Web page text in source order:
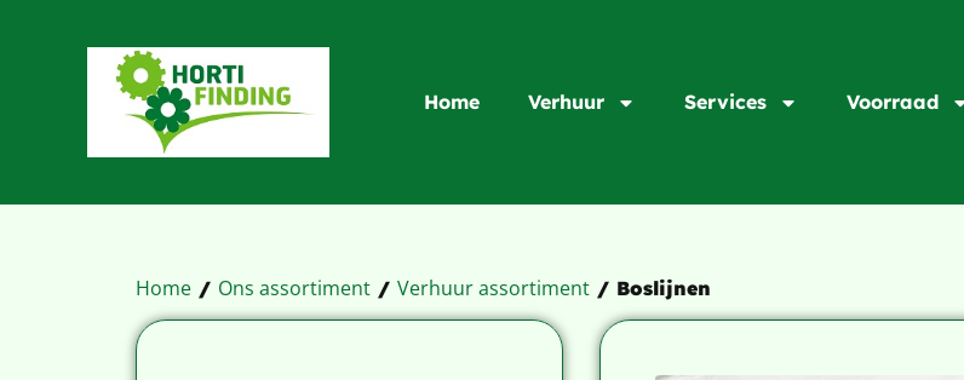
Home Verhuur Services Voorraad
Home / Ons assortiment / Verhuur assortiment / Boslijnen